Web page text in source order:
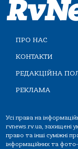
ПРО НАС
КОНТАКТИ
РЕДАКЦІЙНА
РЕКЛАМА
Усі права на
rvnews.rv.ua, захищені
право та інші суміжні
інформаційних та фото-